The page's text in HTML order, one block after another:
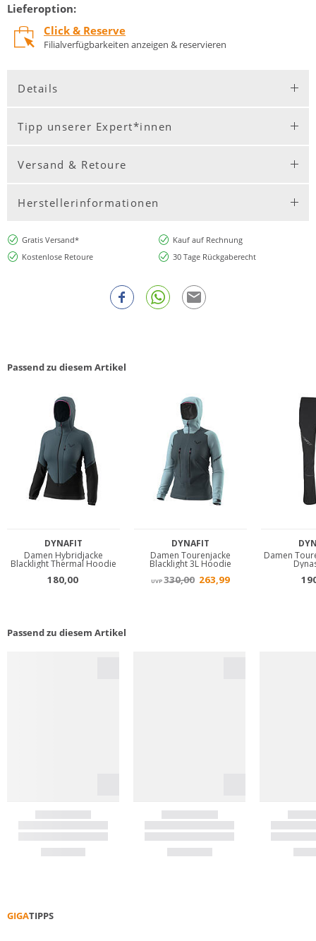
Lieferoption:
Click & Reserve
Filialverfügbarkeiten anzeigen & reservieren
Details
Tipp unserer Expert*innen
Versand & Retoure
Herstellerinformationen
Gratis Versand*
Kauf auf Rechnung
Kostenlose Retoure
30 Tage Rückgaberecht
Passend zu diesem Artikel
Passend zu diesem Artikel
GIGATIPPS